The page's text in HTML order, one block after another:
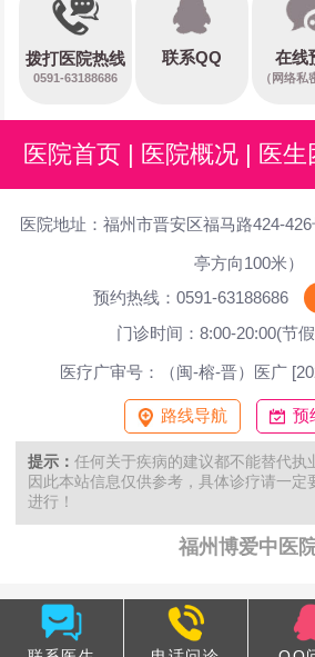
拨打医院热线
0591-63188686
联系QQ 在线
（网络私
医院首页 医院概况 医生
医院地址：福州市晋安区福马路424-
亭方向100米）
预约热线：0591-63188686
门诊时间：8:00-20:00(节假
医疗广审号：（闽-榕-晋）医广
路线导航 预
提示： 任何关于疾病的建议都不能替代执
因此本站信息仅供参考，具体诊疗请一定
进行！
福州博爱中医